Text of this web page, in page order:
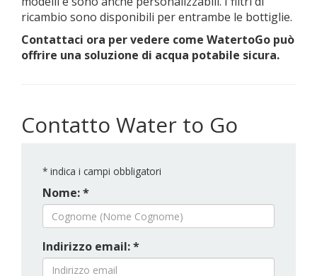
ricambio sono disponibili per entrambe le bottiglie.
Contattaci ora per vedere come WatertoGo può
offrire una soluzione di acqua potabile sicura.
Contatto Water to Go
* indica i campi obbligatori
Nome: *
Indirizzo email: *